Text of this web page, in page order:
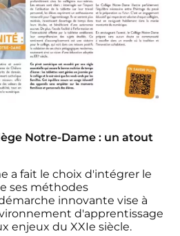
Notre-Dame : un atout
a fait le choix d'intégrer le
ses méthodes
innovante vise à
d'apprentissage
enjeux du XXIe siècle.